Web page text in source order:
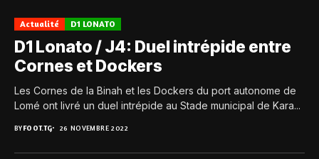
Actualité D1 LONATO
D1 Lonato / J4: Duel intrépide entre
Cornes et Dockers
Les Cornes de la Binah et les Dockers du port autonome de
Lomé ont livré un duel intrépide au Stade municipal de Kara...
BYFOOT.TG 26 NOVEMBRE 2022